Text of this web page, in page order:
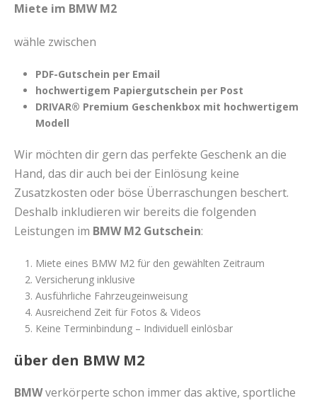
Miete im BMW M2
wähle zwischen
PDF-Gutschein per Email
hochwertigem Papiergutschein per Post
DRIVAR® Premium Geschenkbox mit hochwertigem
Modell
Wir möchten dir gern das perfekte Geschenk an die
Hand, das dir auch bei der Einlösung keine
Zusatzkosten oder böse Überraschungen beschert.
Deshalb inkludieren wir bereits die folgenden
Leistungen im BMW M2 Gutschein:
Miete eines BMW M2 für den gewählten Zeitraum
Versicherung inklusive
Ausführliche Fahrzeugeinweisung
Ausreichend Zeit für Fotos & Videos
Keine Terminbindung – Individuell einlösbar
über den BMW M2
BMWverkörperte schon immer das aktive, sportliche